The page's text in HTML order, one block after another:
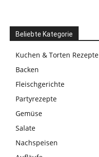
Beliebte Kategorie
Kuchen & Torten Rezepte
Backen
Fleischgerichte
Partyrezepte
Gemüse
Salate
Nachspeisen